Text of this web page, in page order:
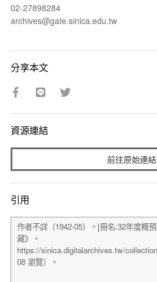
02-27898284
archives@gate.sinica.edu.tw
分享本文
資源連結
前往原始連結
引用